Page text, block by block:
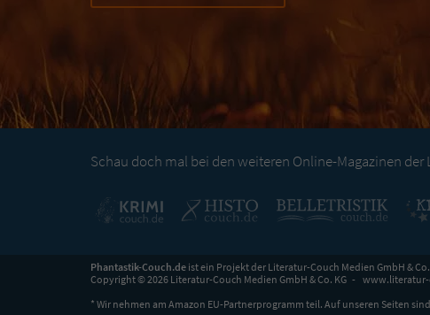
Schau doch mal bei den weiteren Online-Magazinen
Phantastik-Couch.de ist ein Projekt der Literatur-Couch Medien GmbH & Co.
Copyright © 2026 Literatur-Couch Medien GmbH & Co. KG
* Wir nehmen am Amazon EU-Partnerprogramm teil. Auf unseren Seiten